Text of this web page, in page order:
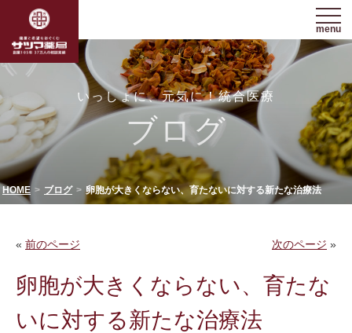
menu
いっしょに、元気に！統合医療
ブログ
HOME ブログ 卵胞が大きくならない、育たないに対する新たな治療法
« 前のページ 次のページ »
卵胞が大きくならない、育たな
いに対する新たな治療法